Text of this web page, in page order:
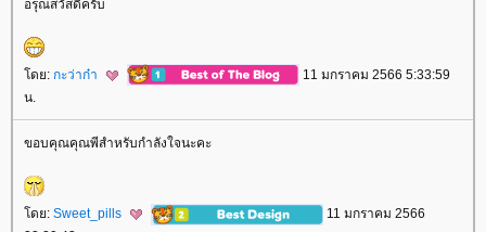
อรุณสวัสดิ์ครับ
ดย: กะว่าก๋า
11 มกราคม 2566 5:33:59
น.
ขอบคุณคุณพีสำหรับกำลังใจนะคะ
ดย: Sweet_pills
11 มกราคม 2566